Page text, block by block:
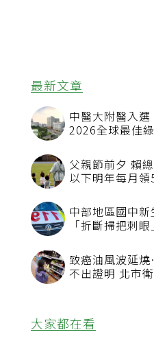
最新文章
中醫大附醫入
2026全球最佳
選 四葉績效
父親節前夕 賴
以下明年每月
中部地區國中
「折斷掃把刺
致癌油風波延
不出證明 北市
大家都在看